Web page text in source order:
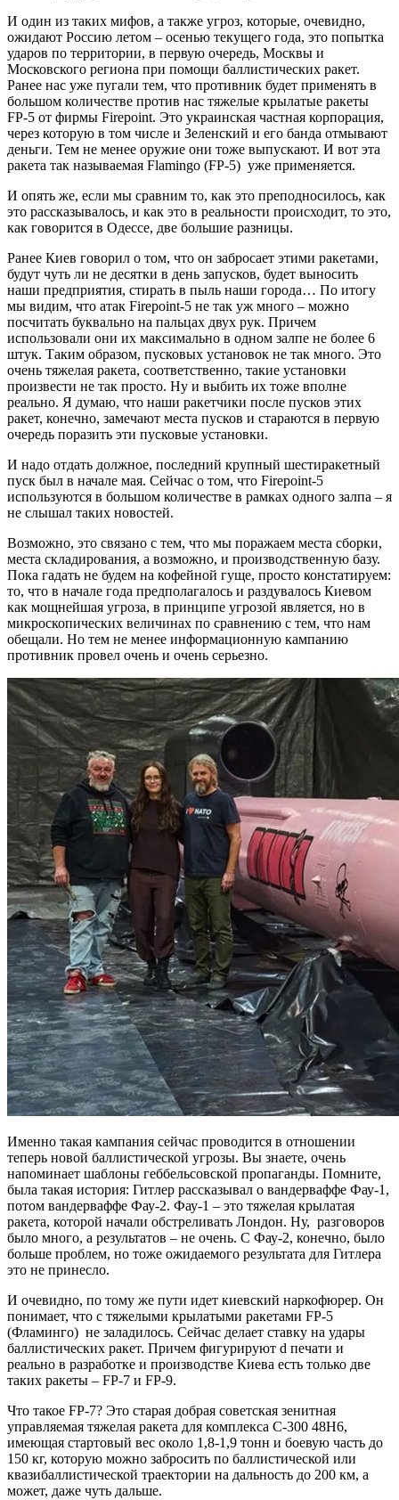
И один из таких мифов, а также угроз, которые, очевидно,
ожидают Россию летом – осенью текущего года, это попытка
ударов по территории, в первую очередь, Москвы и
Московского региона при помощи баллистических ракет.
Ранее нас уже пугали тем, что противник будет применять в
большом количестве против нас тяжелые крылатые ракеты
FP-5 от фирмы Firepoint. Это украинская частная корпорация,
через которую в том числе и Зеленский и его банда отмывают
деньги. Тем не менее оружие они тоже выпускают. И вот эта
ракета так называемая Flamingo (FP-5) уже применяется.
И опять же, если мы сравним то, как это преподносилось, как
это рассказывалось, и как это в реальности происходит, то это,
как говорится в Одессе, две большие разницы.
Ранее Киев говорил о том, что он забросает этими ракетами,
будут чуть ли не десятки в день запусков, будет выносить
наши предприятия, стирать в пыль наши города… По итогу
мы видим, что атак Firepoint-5 не так уж много – можно
посчитать буквально на пальцах двух рук. Причем
использовали они их максимально в одном залпе не более 6
штук. Таким образом, пусковых установок не так много. Это
очень тяжелая ракета, соответственно, такие установки
произвести не так просто. Ну и выбить их тоже вполне
реально. Я думаю, что наши ракетчики после пусков этих
ракет, конечно, замечают места пусков и стараются в первую
очередь поразить эти пусковые установки.
И надо отдать должное, последний крупный шестиракетный
пуск был в начале мая. Сейчас о том, что Firepoint-5
используются в большом количестве в рамках одного залпа – я
не слышал таких новостей.
Возможно, это связано с тем, что мы поражаем места сборки,
места складирования, а возможно, и производственную базу.
Пока гадать не будем на кофейной гуще, просто констатируем:
то, что в начале года предполагалось и раздувалось Киевом
как мощнейшая угроза, в принципе угрозой является, но в
микроскопических величинах по сравнению с тем, что нам
обещали. Но тем не менее информационную кампанию
противник провел очень и очень серьезно.
Именно такая кампания сейчас проводится в отношении
теперь новой баллистической угрозы. Вы знаете, очень
напоминает шаблоны геббельсовской пропаганды. Помните,
была такая история: Гитлер рассказывал о вандерваффе Фау-1,
потом вандерваффе Фау-2. Фау-1 – это тяжелая крылатая
ракета, которой начали обстреливать Лондон. Ну, разговоров
было много, а результатов – не очень. С Фау-2, конечно, было
больше проблем, но тоже ожидаемого результата для Гитлера
это не принесло.
И очевидно, по тому же пути идет киевский наркофюрер. Он
понимает, что с тяжелыми крылатыми ракетами FP-5
(Фламинго) не заладилось. Сейчас делает ставку на удары
баллистических ракет. Причем фигурируют d печати и
реально в разработке и производстве Киева есть только две
таких ракеты – FP-7 и FP-9.
Что такое FP-7? Это старая добрая советская зенитная
управляемая тяжелая ракета для комплекса С-300 48Н6,
имеющая стартовый вес около 1,8-1,9 тонн и боевую часть до
150 кг, которую можно забросить по баллистической или
квазибаллистической траектории на дальность до 200 км, а
может, даже чуть дальше.